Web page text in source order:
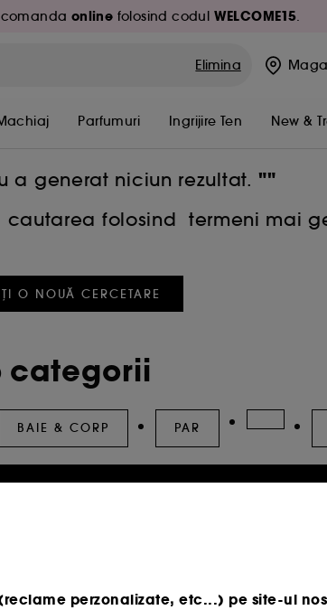
online folosind codul WELCOME15.
Elimina
Parfumuri Ingrijire Ten New &
a generat niciun rezultat.""
folosind termeni mai
O NOUĂ CERCETARE
categorii
BAIE & CORP PAR
perzonalizate, etc...) pe site-ul